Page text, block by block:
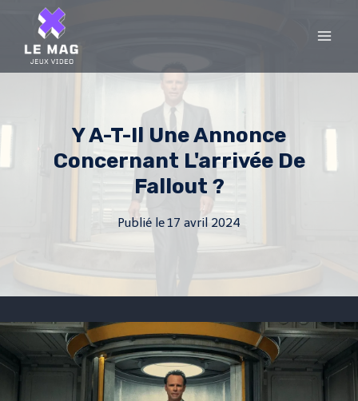
content
Y A-T-Il Une Annonce
Concernant L'arrivée De
Fallout ?
Publié le17 avril 2024